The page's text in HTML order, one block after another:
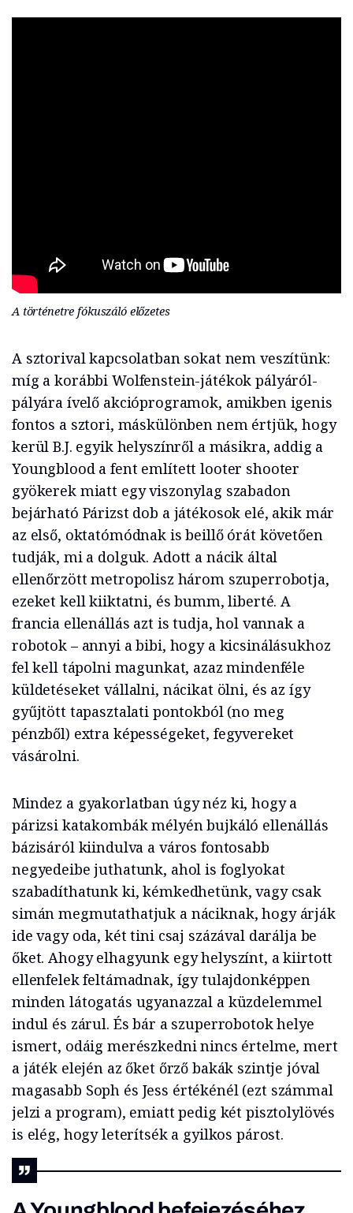
A történetre fókuszáló előzetes
A sztorival kapcsolatban sokat nem veszítünk:
míg a korábbi Wolfenstein-játékok pályáról-
pályára ívelő akcióprogramok, amikben igenis
fontos a sztori, máskülönben nem értjük, hogy
kerül B.J. egyik helyszínről a másikra, addig a
Youngblood a fent említett looter shooter
gyökerek miatt egy viszonylag szabadon
bejárható Párizst dob a játékosok elé, akik már
az első, oktatómódnak is beillő órát követően
tudják, mi a dolguk. Adott a nácik által
ellenőrzött metropolisz három szuperrobotja,
ezeket kell kiiktatni, és bumm, liberté. A
francia ellenállás azt is tudja, hol vannak a
robotok – annyi a bibi, hogy a kicsinálásukhoz
fel kell tápolni magunkat, azaz mindenféle
küldetéseket vállalni, nácikat ölni, és az így
gyűjtött tapasztalati pontokból (no meg
pénzből) extra képességeket, fegyvereket
vásárolni.
Mindez a gyakorlatban úgy néz ki, hogy a
párizsi katakombák mélyén bujkáló ellenállás
bázisáról kiindulva a város fontosabb
negyedeibe juthatunk, ahol is foglyokat
szabadíthatunk ki, kémkedhetünk, vagy csak
simán megmutathatjuk a náciknak, hogy árják
ide vagy oda, két tini csaj százával darálja be
őket. Ahogy elhagyunk egy helyszínt, a kiirtott
ellenfelek feltámadnak, így tulajdonképpen
minden látogatás ugyanazzal a küzdelemmel
indul és zárul. És bár a szuperrobotok helye
ismert, odáig merészkedni nincs értelme, mert
a játék elején az őket őrző bakák szintje jóval
magasabb Soph és Jess értékénél (ezt számmal
jelzi a program), emiatt pedig két pisztolylövés
is elég, hogy leterítsék a gyilkos párost.